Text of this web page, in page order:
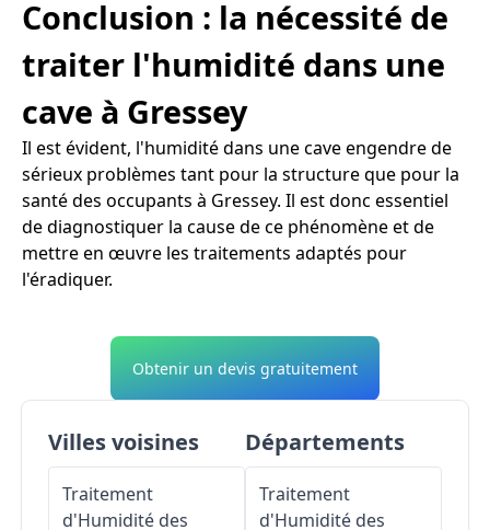
Conclusion : la nécessité de
traiter l'humidité dans une
cave à Gressey
Il est évident, l'humidité dans une cave engendre de
sérieux problèmes tant pour la structure que pour la
santé des occupants à Gressey. Il est donc essentiel
de diagnostiquer la cause de ce phénomène et de
mettre en œuvre les traitements adaptés pour
l'éradiquer.
Obtenir un devis gratuitement
Villes voisines
Traitement
d'Humidité des
Départements
Traitement
d'Humidité des